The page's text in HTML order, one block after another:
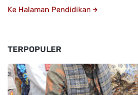
Ke Halaman Pendidikan
TERPOPULER